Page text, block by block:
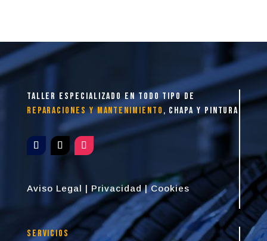
taller especializado en todo tipo de
reparaciones y mantenimiento , chapa y pintura
Aviso Legal | Privacidad|Cookies
Servicios